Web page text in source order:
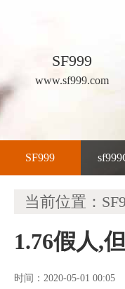
SF999
www.sf999.com
SF999
当前位置：
1.76假人,
时间：2020-05-01 00:05